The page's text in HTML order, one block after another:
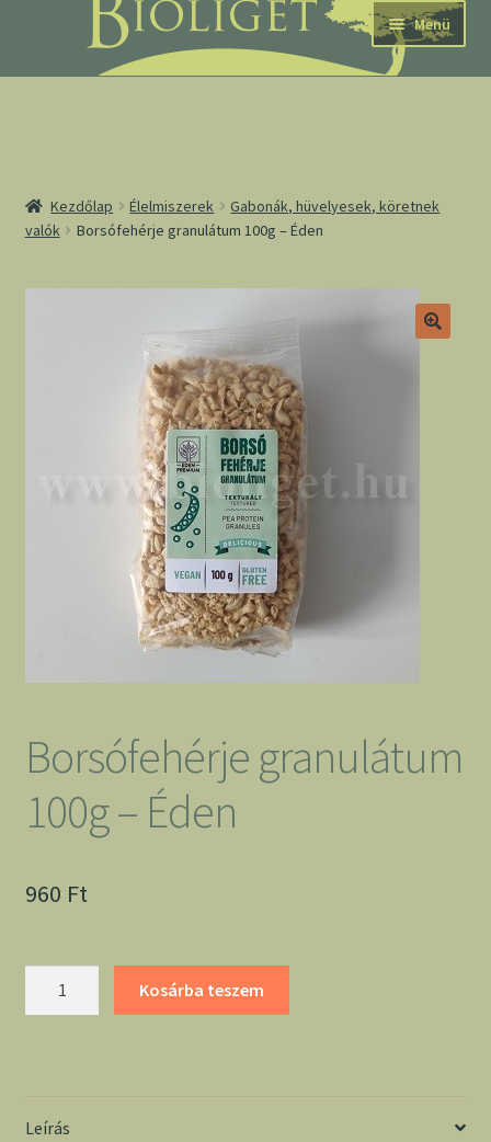
navigációhoz
tartalomba
Menü
Kezdőlap Élelmiszerek
Gabonák, hüvelyesek, köretnek
valók
Borsófehérje granulátum 100g – Éden
Borsófehérje granulátum
100g – Éden
960 Ft
Kosárba teszem
Leírás